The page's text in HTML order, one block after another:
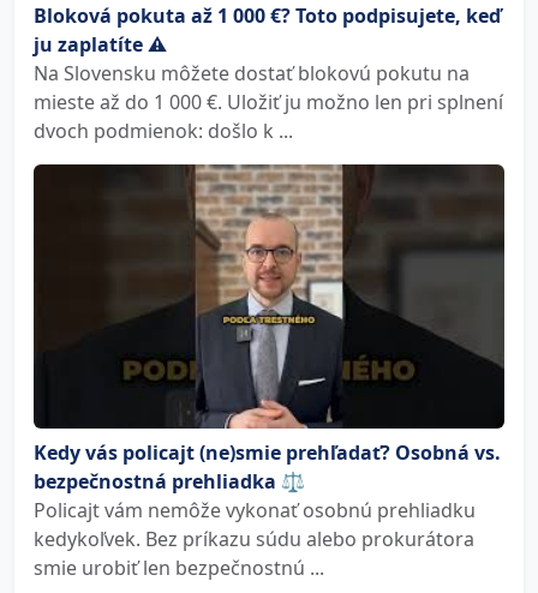
Bloková pokuta až 1 000 €? Toto podpisujete, keď
ju zaplatíte ⚠️
Na Slovensku môžete dostať blokovú pokutu na
mieste až do 1 000 €. Uložiť ju možno len pri splnení
dvoch podmienok: došlo k ...
Kedy vás policajt (ne)smie prehľadať? Osobná vs.
bezpečnostná prehliadka ⚖️
Policajt vám nemôže vykonať osobnú prehliadku
kedykoľvek. Bez príkazu súdu alebo prokurátora
smie urobiť len bezpečnostnú ...